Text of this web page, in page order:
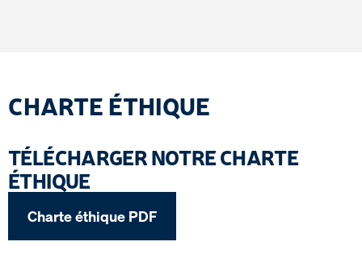
CHARTE ÉTHIQUE
TÉLÉCHARGER NOTRE CHARTE
ÉTHIQUE
Charte éthique PDF